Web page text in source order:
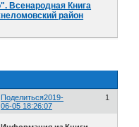
Всенародная Книга
район
Поделиться 1
2019-
06-05 18:26:07